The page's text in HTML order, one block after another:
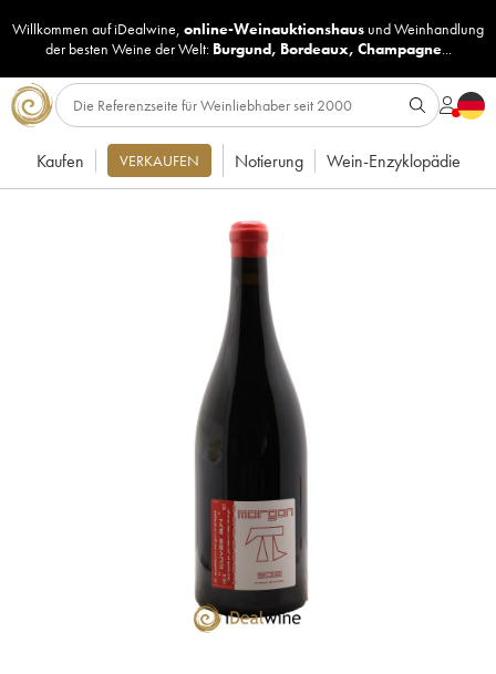
Willkommen auf iDealwine, online-Weinauktionshaus undWeinhandlung
der besten Weine der Welt: Burgund, Bordeaux, Champagne...
Kaufen VERKAUFEN Notierung Wein-Enzyklopädie